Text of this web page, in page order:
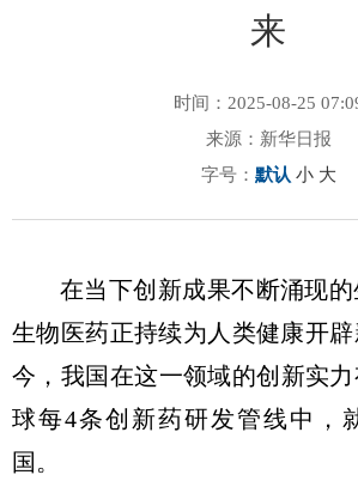
来
时间：2025-08-25
来源：新华日报
字号： 默认 小 大
在当下创新成果不断涌现的
生物医药正持续为人类健康开
今，我国在这一领域的创新实
球每4条创新药研发管线中，
国。